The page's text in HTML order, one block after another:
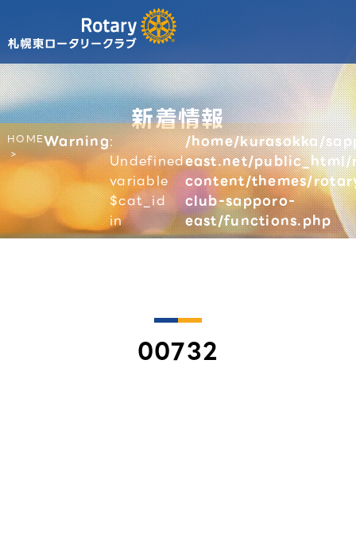
新着情報
HOMEWarning:
Undefined
variable
$cat_id
in
/home/kurasokka/
east.net/
content/themes/
club-sapporo-
east/functions.php
00732